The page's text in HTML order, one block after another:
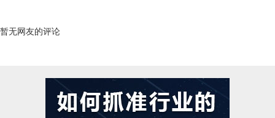
暂无网友的评论